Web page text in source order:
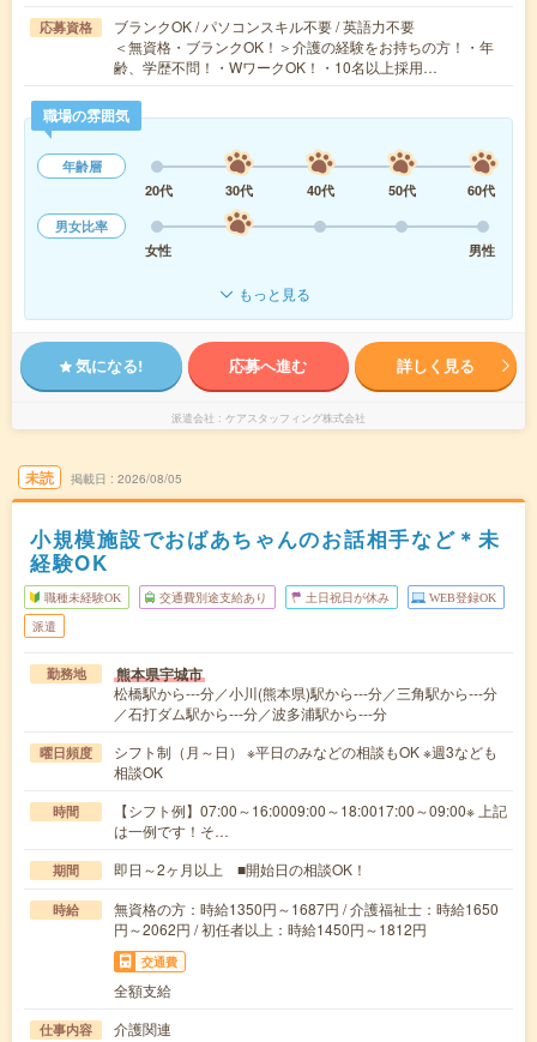
応募資格
ブランクOK / パソコンスキル不要 / 英語力不要
＜無資格・ブランクOK！＞介護の経験をお持ちの方！・年
齢、学歴不問！・WワークOK！・10名以上採用…
職場の雰囲気
年齢層
20代
30代 40代 50代
60代
男女比率
女性
男性
もっと見る
気になる! 応募へ進む 詳しく見る
派遣会社 ケアスタッフィング株式会社
未読 掲載日 2026/08/05
小規模施設でおばあちゃんのお話相手など＊未
経験OK
職種未経験OK 交通費別途支給あり 土日祝日が休み WEB登録OK
派遣
勤務地 熊本県宇城市
松橋駅から---分／小川(熊本県)駅から---分／三角駅から---分
／石打ダム駅から---分／波多浦駅から---分
曜日頻度
シフト制（月～日） ※平日のみなどの相談もOK ※週3なども
相談OK
時間
【シフト例】07:00～16:0009:00～18:0017:00～09:00※ 上記
は一例です！そ…
期間 即日～2ヶ月以上 ■開始日の相談OK！
時給
無資格の方：時給1350円～1687円 / 介護福祉士：時給1650
円～2062円 / 初任者以上：時給1450円～1812円
交通費
全額支給
仕事内容
介護関連